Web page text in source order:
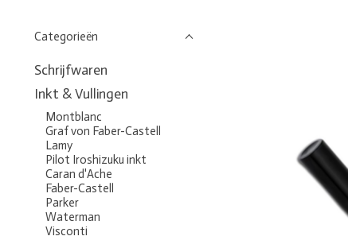
Categorieën
Schrijfwaren
Inkt & Vullingen
Montblanc
Graf von Faber-Castell
Lamy
Pilot Iroshizuku inkt
Caran d'Ache
Faber-Castell
Parker
Waterman
Visconti